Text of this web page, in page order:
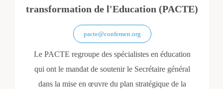
transformation de l'Education (PACTE)
pacte@confemen.org
Le PACTE regroupe des spécialistes en éducation
qui ont le mandat de soutenir le Secrétaire général
dans la mise en œuvre du plan stratégique de la